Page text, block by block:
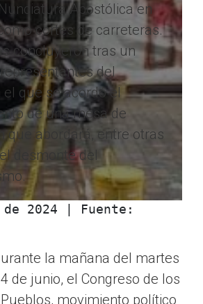
Apostólica en
cortes de carreteras.
concluyeron tras un
del
el que se acordó el
de una mesa de
que abordará, entre otras
desmonte del
urante la mañana del martes
4 de junio, el Congreso de los
Pueblos, movimiento político